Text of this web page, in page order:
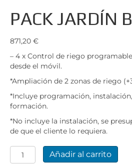
PACK JARDÍN
871,20 €
– 4 x Control de riego
desde el móvil.
*Ampliación de 2 zonas de riego
*Incluye programación,
formación.
*No incluye la instalación, se
de que el cliente lo requiera.
PACK
JARDÍN
Añadir al carrito